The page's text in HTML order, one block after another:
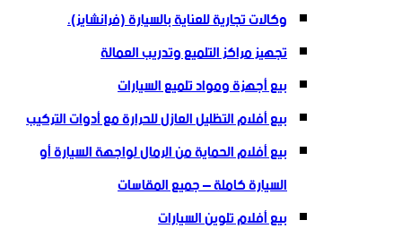
وكالات تجارية للعناية بالسيارة (فرانشايز).
تجهيز مراكز التلميع وتدريب العمالة
بيع أجهزة ومواد تلميع السيارات
بيع أفلام التظليل العازل للحرارة مع أدوات التركيب
بيع أفلام الحماية من الرمال لواجهة السيارة أو
السيارة كاملة – جميع المقاسات
بيع أفلام تلوين السيارات